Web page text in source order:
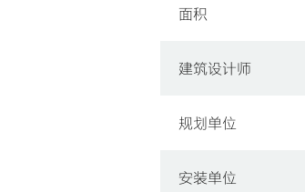
面积
建筑设计师
规划单位
安装单位